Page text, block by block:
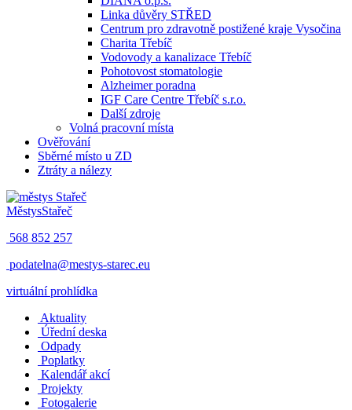
Linka důvěry STŘED
Centrum pro zdravotně postižené kraje Vysočina
Charita Třebíč
Vodovody a kanalizace Třebíč
Pohotovost stomatologie
Alzheimer poradna
IGF Care Centre Třebíč s.r.o.
Další zdroje
Volná pracovní místa
Ověřování
Sběrné místo u ZD
Ztráty a nálezy
MěstysStařeč
568 852 257
podatelna@mestys-starec.eu
virtuální prohlídka
Aktuality
Úřední deska
Odpady
Poplatky
Kalendář akcí
Projekty
Fotogalerie